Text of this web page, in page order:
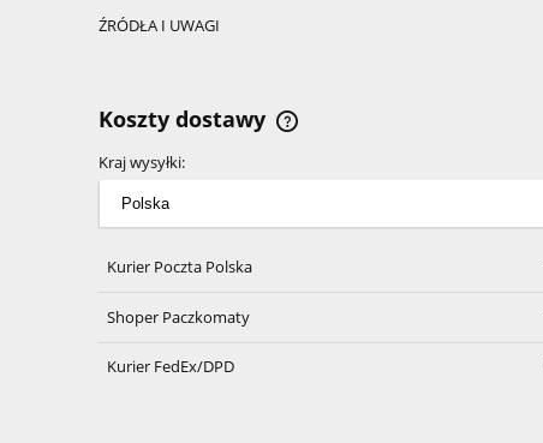
ŹRÓDŁA I UWAGI
Koszty dostawy
Kraj wysyłki:
Kurier Poczta Polska
Shoper Paczkomaty
Kurier FedEx/DPD